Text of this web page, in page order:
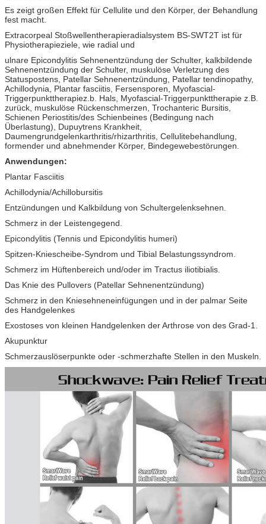
Es zeigt großen Effekt für Cellulite und den Körper, der Behandlung
fest macht.
Extracorpeal Stoßwellentherapieradialsystem BS-SWT2T ist für
Physiotherapieziele, wie radial und
ulnare Epicondylitis Sehnenentzündung der Schulter, kalkbildende
Sehnenentzündung der Schulter, muskulöse Verletzung des
Statuspostens, Patellar Sehnenentzündung, Patellar tendinopathy,
Achillodynia, Plantar fasciitis, Fersensporen, Myofascial-
Triggerpunkttherapiez.b. Hals, Myofascial-Triggerpunkttherapie z.B.
zurück, muskulöse Rückenschmerzen, Trochanteric Bursitis,
Schienen Periostitis/des Schienbeines (Bedingung nach
Überlastung), Dupuytrens Krankheit,
Daumengrundgelenkarthritis/rhizarthritis, Cellulitebehandlung,
formender und abnehmender Körper, Bindegewebestörungen.
Anwendungen:
Plantar Fasciitis
Achillodynia/Achillobursitis
Entzündungen und Kalkbildung von Schultergelenksehnen.
Schmerz in der Leistengegend.
Epicondylitis (Tennis und Epicondylitis humeri)
Spitzen-Kniescheibe-Syndrom und Tibial Belastungssyndrom.
Schmerz im Hüftenbereich und/oder im Tractus iliotibialis.
Das Knie des Pullovers (Patellar Sehnenentzündung)
Schmerz in den Kniesehneneinfügungen und in der palmar Seite
des Handgelenkes
Exostoses von kleinen Handgelenken der Arthrose von des Grad-1.
Akupunktur
Schmerzauslöserpunkte oder -schmerzhafte Stellen in den Muskeln.